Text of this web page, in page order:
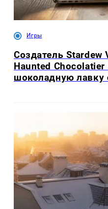
Игры
Создатель Stardew
Haunted
шоколадную лавку